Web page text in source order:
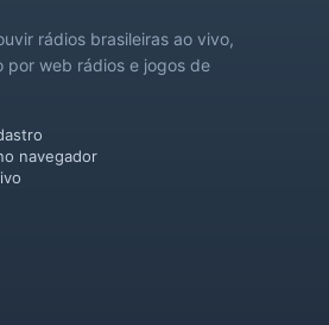
rádios brasileiras ao vivo,
por web rádios e jogos de
navegador